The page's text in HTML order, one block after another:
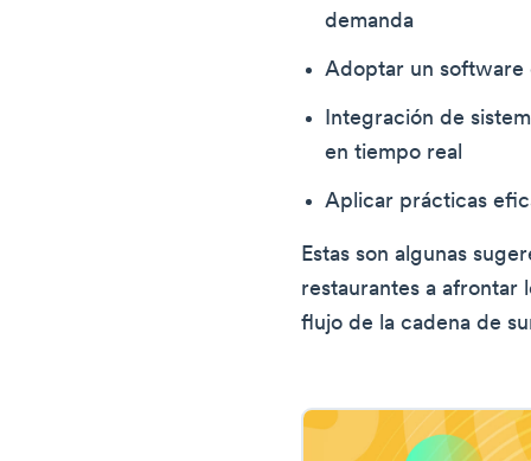
demanda
Adoptar un software
Integración de
en tiempo real
Aplicar prácticas
Estas son algunas
restaurantes a afrontar
flujo de la cadena de